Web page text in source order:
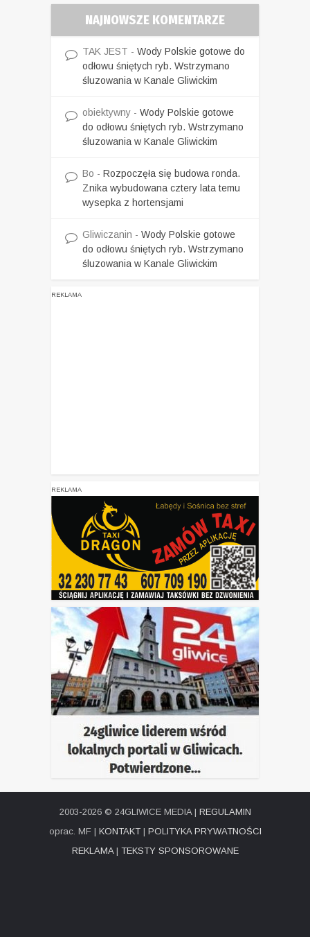
NAJNOWSZE KOMENTARZE
TAK JEST - Wody Polskie gotowe do
odłowu śniętych ryb. Wstrzymano
śluzowania w Kanale Gliwickim
obiektywny - Wody Polskie gotowe
do odłowu śniętych ryb. Wstrzymano
śluzowania w Kanale Gliwickim
Bo - Rozpoczęła się budowa ronda.
Znika wybudowana cztery lata temu
wysepka z hortensjami
Gliwiczanin - Wody Polskie gotowe
do odłowu śniętych ryb. Wstrzymano
śluzowania w Kanale Gliwickim
REKLAMA
REKLAMA
2003-2026 © 24GLIWICE MEDIA | REGULAMIN
oprac. MF | KONTAKT| POLITYKA PRYWATNOŚCI
REKLAMA| TEKSTY SPONSOROWANE